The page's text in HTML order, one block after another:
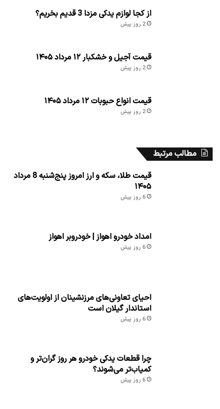
از کجا لوازم یدکی مزدا 3 قدیم بخریم؟
2 روز پیش
قیمت آجیل و خشکبار ۱۲ مرداد ۱۴۰۵
2 روز پیش
قیمت انواع حبوبات ۱۲ مرداد ۱۴۰۵
2 روز پیش
مطالب مرتبط
قیمت طلا، سکه و ارز امروز پنج‌شنبه 8 مرداد
۱۴۰۵
6 روز پیش
امداد خودرو اهواز | خودروبر اهواز
6 روز پیش
احیای تعاونی‌های مرزنشینان از اولویت‌های
استاندار گیلان است
6 روز پیش
چرا قطعات یدکی خودرو هر روز گران‌تر و
کمیاب‌تر می‌شوند؟
6 روز پیش